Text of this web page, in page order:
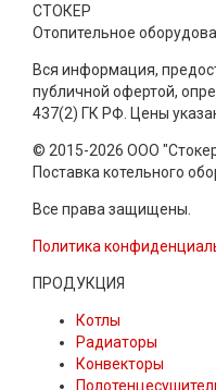
СТОКЕР
Отопительное
Вся информация,
публичной офертой,
437(2) ГК РФ. Цены
© 2015-2026 ООО
Поставка котельного
Все права защищены.
Политика
ПРОДУКЦИЯ
Котлы
Радиаторы
Конвекторы